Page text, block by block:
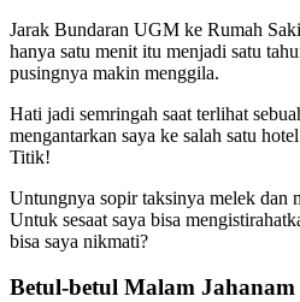
Jarak Bundaran UGM ke Rumah
hanya satu menit itu menjadi satu
pusingnya makin menggila.
Hati jadi semringah saat terlihat
mengantarkan saya ke salah satu
Titik!
Untungnya sopir taksinya melek dan
Untuk sesaat saya bisa
bisa saya nikmati?
Betul-betul Malam